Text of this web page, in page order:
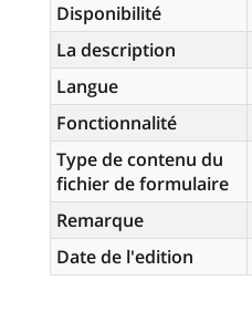
Disponibilité
La description
Langue
Fonctionnalité
Type de contenu du
fichier de formulaire
Remarque
Date de l'edition